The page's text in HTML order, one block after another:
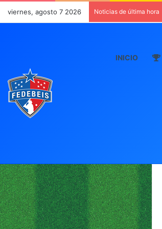
viernes, agosto 7 2026 Noticias de última hora
INICIO